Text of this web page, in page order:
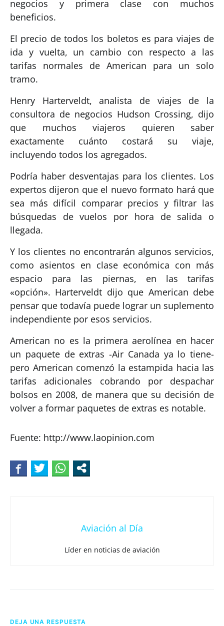
negocios y primera clase con muchos
beneficios.
El precio de todos los boletos es para viajes de
ida y vuelta, un cambio con respecto a las
tarifas normales de American para un solo
tramo.
Henry Harterveldt, analista de viajes de la
consultora de negocios Hudson Crossing, dijo
que muchos viajeros quieren saber
exactamente cuánto costará su viaje,
incluyendo todos los agregados.
Podría haber desventajas para los clientes. Los
expertos dijeron que el nuevo formato hará que
sea más difícil comparar precios y filtrar las
búsquedas de vuelos por hora de salida o
llegada.
Y los clientes no encontrarán algunos servicios,
como asientos en clase económica con más
espacio para las piernas, en las tarifas
«opción». Harterveldt dijo que American debe
pensar que todavía puede lograr un suplemento
independiente por esos servicios.
American no es la primera aerolínea en hacer
un paquete de extras -Air Canada ya lo tiene-
pero American comenzó la estampida hacia las
tarifas adicionales cobrando por despachar
bolsos en 2008, de manera que su decisión de
volver a formar paquetes de extras es notable.
Fuente: http://www.laopinion.com
Aviación al Día
Líder en noticias de aviación
DEJA UNA RESPUESTA